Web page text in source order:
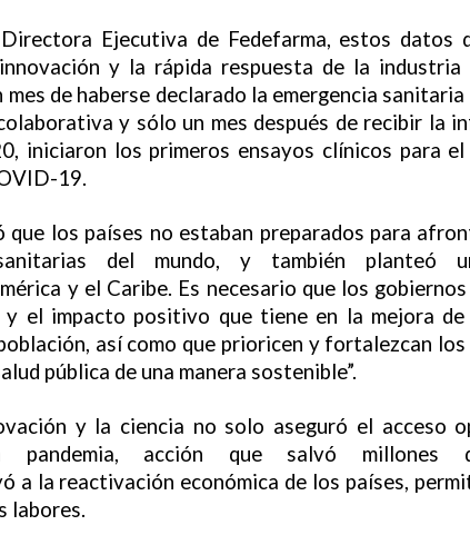
Ejecutiva de Fedefarma, estos datos
y la rápida respuesta de la industria
mes de haberse declarado la emergencia
y sólo un mes después de recibir la
iniciaron los primeros ensayos clínicos para
19.
que los países no estaban preparados para
del mundo, y también planteó
y el Caribe. Es necesario que los
el impacto positivo que tiene en la mejora
así como que prioricen y fortalezcan
pública de una manera sostenible”.
y la ciencia no solo aseguró el acceso
pandemia, acción que salvó
a la reactivación económica de los países,
labores.